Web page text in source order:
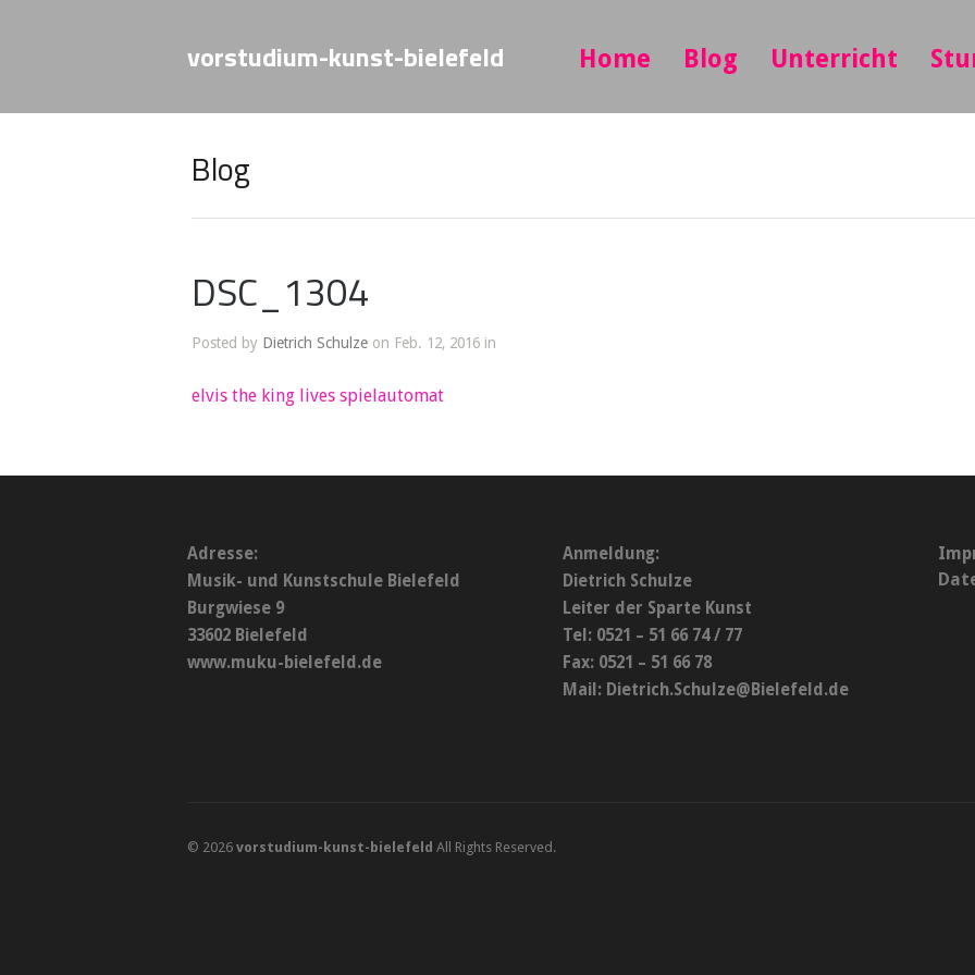
vorstudium-kunst-bielefeld Home Blog Unterricht
Blog
DSC_1304
Posted by Dietrich Schulze on Feb. 12, 2016 in
elvis the king lives spielautomat
Adresse:
Musik- und Kunstschule Bielefeld
Burgwiese 9
33602 Bielefeld
www.muku-bielefeld.de
Anmeldung:
Dietrich Schulze
Leiter der Sparte Kunst
Tel: 0521 – 51 66 74 / 77
Fax: 0521 – 51 66 78
Mail: Dietrich.Schulze@Bielefeld.de
© 2026 vorstudium-kunst-bielefeld All Rights Reserved.